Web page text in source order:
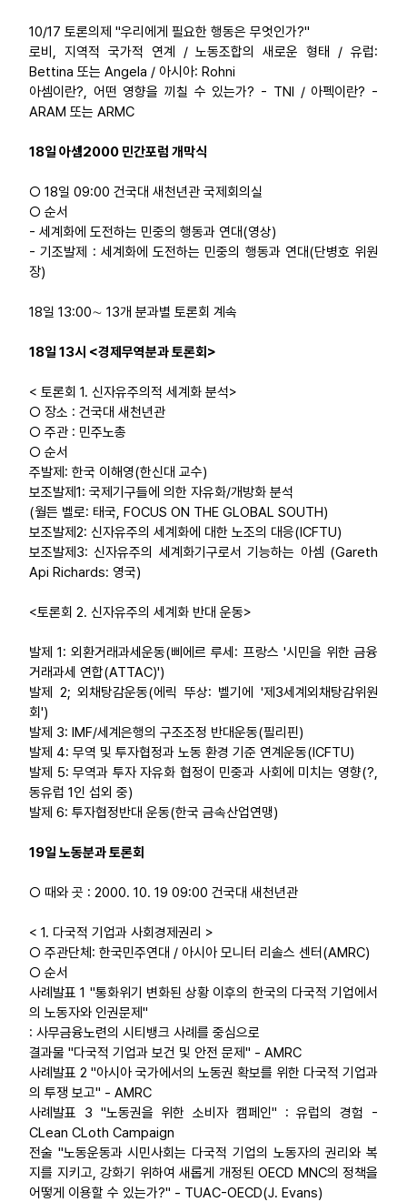
10/17 토론의제 "우리에게 필요한 행동은 무엇인가?"
로비, 지역적 국가적 연계 / 노동조합의 새로운 형태 / 유럽:
Bettina 또는 Angela / 아시아: Rohni
아셈이란?, 어떤 영향을 끼칠 수 있는가? - TNI / 아펙이란? -
ARAM 또는 ARMC
18일 아셈2000 민간포럼 개막식
○ 18일 09:00 건국대 새천년관 국제회의실
○ 순서
- 세계화에 도전하는 민중의 행동과 연대(영상)
- 기조발제 : 세계화에 도전하는 민중의 행동과 연대(단병호 위원
장)
18일 13:00∼ 13개 분과별 토론회 계속
18일 13시 <경제무역분과 토론회>
< 토론회 1. 신자유주의적 세계화 분석>
○ 장소 : 건국대 새천년관
○ 주관 : 민주노총
○ 순서
주발제: 한국 이해영(한신대 교수)
보조발제1: 국제기구들에 의한 자유화/개방화 분석
(월든 벨로: 태국, FOCUS ON THE GLOBAL SOUTH)
보조발제2: 신자유주의 세계화에 대한 노조의 대응(ICFTU)
보조발제3: 신자유주의 세계화기구로서 기능하는 아셈 (Gareth
Api Richards: 영국)
<토론회 2. 신자유주의 세계화 반대 운동>
발제 1: 외환거래과세운동(삐에르 루세: 프랑스 '시민을 위한 금융
거래과세 연합(ATTAC)')
발제 2; 외채탕감운동(에릭 뚜상: 벨기에 '제3세계외채탕감위원
회')
발제 3: IMF/세계은행의 구조조정 반대운동(필리핀)
발제 4: 무역 및 투자협정과 노동 환경 기준 연계운동(ICFTU)
발제 5: 무역과 투자 자유화 협정이 민중과 사회에 미치는 영향(?,
동유럽 1인 섭외 중)
발제 6: 투자협정반대 운동(한국 금속산업연맹)
19일 노동분과 토론회
○ 때와 곳 : 2000. 10. 19 09:00 건국대 새천년관
< 1. 다국적 기업과 사회경제권리 >
○ 주관단체: 한국민주연대 / 아시아 모니터 리솔스 센터(AMRC)
○ 순서
사례발표 1 "통화위기 변화된 상황 이후의 한국의 다국적 기업에서
의 노동자와 인권문제"
: 사무금융노련의 시티뱅크 사례를 중심으로
결과물 "다국적 기업과 보건 및 안전 문제" - AMRC
사례발표 2 "아시아 국가에서의 노동권 확보를 위한 다국적 기업과
의 투쟁 보고" - AMRC
사례발표 3 "노동권을 위한 소비자 캠페인" : 유럽의 경험 -
CLean CLoth Campaign
전술 "노동운동과 시민사회는 다국적 기업의 노동자의 권리와 복
지를 지키고, 강화기 위하여 새롭게 개정된 OECD MNC의 정책을
어떻게 이용할 수 있는가?" - TUAC-OECD(J. Evans)